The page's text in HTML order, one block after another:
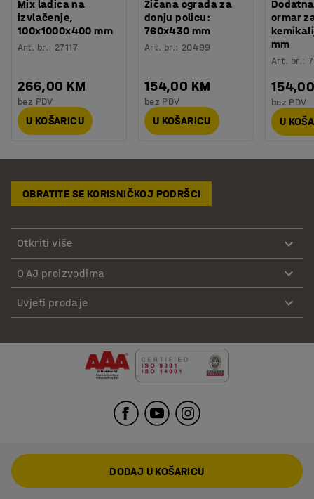
Mix ladica na
izvlačenje,
100x1000x400 mm
Art. br.: 27117
266,00 KM
bez PDV
U KOŠARICU
Žičana ograda za
donju policu:
760x430 mm
Art. br.: 20499
154,00 KM
bez PDV
U KOŠARICU
ormar
mm
Art. br.:
bez PDV
U
OBRATITE SE KORISNIČKOJ PODRŠCI
Otkriti više
O AJ proizvodima
Uvjeti prodaje
DODAJ U KOŠARICU